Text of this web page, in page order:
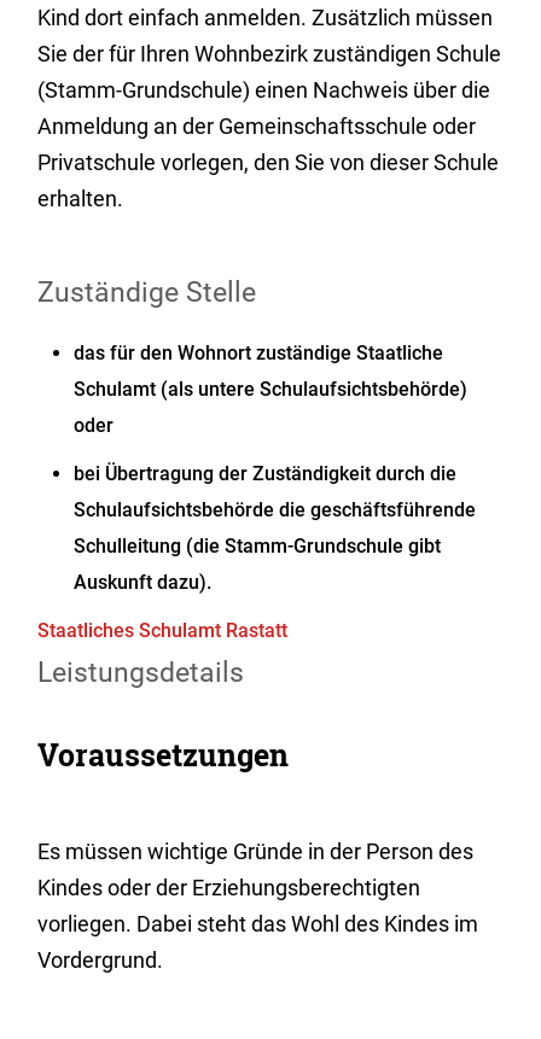
Kind dort einfach anmelden. Zusätzlich müssen
Sie der für Ihren Wohnbezirk zuständigen Schule
(Stamm-Grundschule) einen Nachweis über die
Anmeldung an der Gemeinschaftsschule oder
Privatschule vorlegen, den Sie von dieser Schule
erhalten.
Zuständige Stelle
das für den Wohnort zuständige Staatliche
Schulamt (als untere Schulaufsichtsbehörde)
oder
bei Übertragung der Zuständigkeit durch die
Schulaufsichtsbehörde die geschäftsführende
Schulleitung (die Stamm-Grundschule gibt
Auskunft dazu).
Staatliches Schulamt Rastatt
Leistungsdetails
Voraussetzungen
Es müssen wichtige Gründe in der Person des
Kindes oder der Erziehungsberechtigten
vorliegen. Dabei steht das Wohl des Kindes im
Vordergrund.